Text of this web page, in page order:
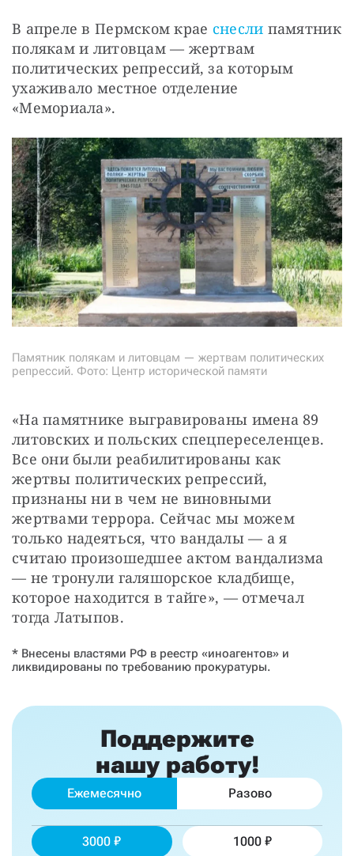
В апреле в Пермском крае снесли памятник
полякам и литовцам — жертвам
политических репрессий, за которым
ухаживало местное отделение
«Мемориала».
Памятник полякам и литовцам — жертвам политических
репрессий. Фото: Центр исторической памяти
«На памятнике выгравированы имена 89
литовских и польских спецпереселенцев.
Все они были реабилитированы как
жертвы политических репрессий,
признаны ни в чем не виновными
жертвами террора. Сейчас мы можем
только надеяться, что вандалы — а я
считаю произошедшее актом вандализма
— не тронули галяшорское кладбище,
которое находится в тайге», — отмечал
тогда Латыпов.
* Внесены властями РФ в реестр «иноагентов» и
ликвидированы по требованию прокуратуры.
Поддержите
нашу работу!
Ежемесячно Разово
3000 1000